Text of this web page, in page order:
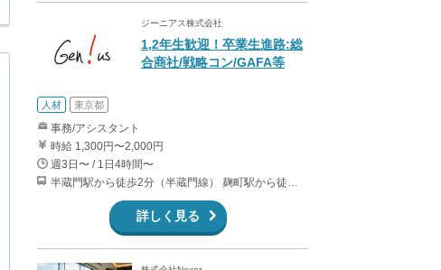
ジーニアス株式会社
1,2年生歓迎！卒業生進路:総
合商社/戦略コン/GAFA等
人材 東京都
事務/アシスタント
時給 1,300円〜2,000円
週3日〜 / 1日4時間〜
詳しく見る